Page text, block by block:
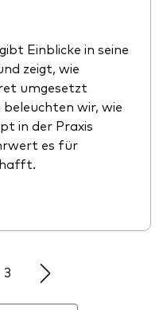
Einblicke in seine
zeigt, wie
umgesetzt
wir, wie
in der Praxis
es für
3